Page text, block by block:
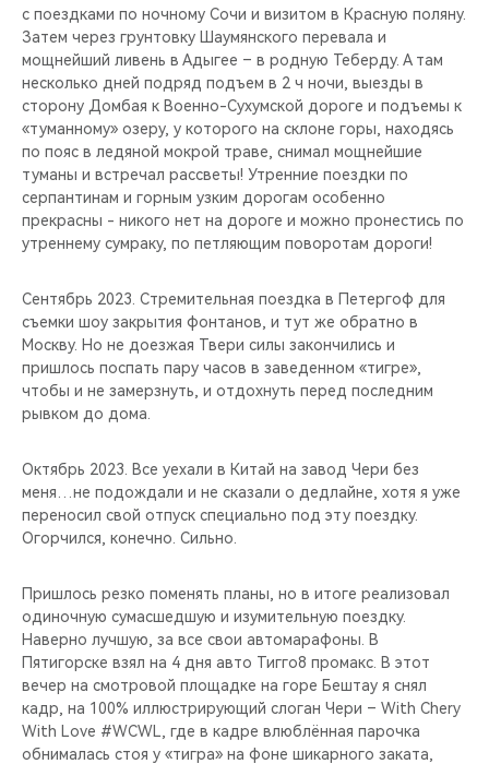
с поездками по ночному Сочи и визитом в Красную поляну.
Затем через грунтовку Шаумянского перевала и
мощнейший ливень в Адыгее – в родную Теберду. А там
несколько дней подряд подъем в 2 ч ночи, выезды в
сторону Домбая к Военно-Сухумской дороге и подъемы к
«туманному» озеру, у которого на склоне горы, находясь
по пояс в ледяной мокрой траве, снимал мощнейшие
туманы и встречал рассветы! Утренние поездки по
серпантинам и горным узким дорогам особенно
прекрасны - никого нет на дороге и можно пронестись по
утреннему сумраку, по петляющим поворотам дороги!
Сентябрь 2023. Стремительная поездка в Петергоф для
съемки шоу закрытия фонтанов, и тут же обратно в
Москву. Но не доезжая Твери силы закончились и
пришлось поспать пару часов в заведенном «тигре»,
чтобы и не замерзнуть, и отдохнуть перед последним
рывком до дома.
Октябрь 2023. Все уехали в Китай на завод Чери без
меня…не подождали и не сказали о дедлайне, хотя я уже
переносил свой отпуск специально под эту поездку.
Огорчился, конечно. Сильно.
Пришлось резко поменять планы, но в итоге реализовал
одиночную сумасшедшую и изумительную поездку.
Наверно лучшую, за все свои автомарафоны. В
Пятигорске взял на 4 дня авто Тигго8 промакс. В этот
вечер на смотровой площадке на горе Бештау я снял
кадр, на 100% иллюстрирующий слоган Чери – With Chery
With Love #WCWL, где в кадре влюблённая парочка
обнималась стоя у «тигра» на фоне шикарного заката,